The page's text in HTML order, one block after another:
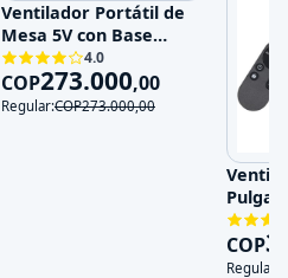
Ventilador Portátil de
Mesa 5V con Base
Magnética y 100
Velocidades
4.0
COP273.000,00
Regular:COP273.000,00
120V
COP
Regular: